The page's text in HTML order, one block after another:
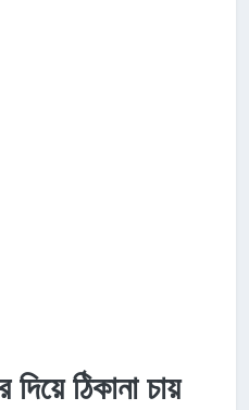
ঠিকানা চায়